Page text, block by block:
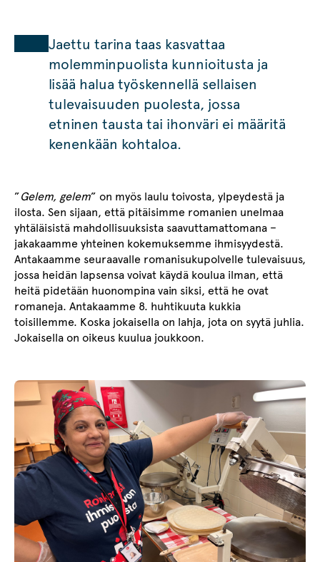
Jaettu tarina taas kasvattaa
molemminpuolista kunnioitusta ja
lisää halua työskennellä sellaisen
tulevaisuuden puolesta, jossa
etninen tausta tai ihonväri ei määritä
kenenkään kohtaloa.
”Gelem, gelem” on myös laulu toivosta, ylpeydestä ja
ilosta. Sen sijaan, että pitäisimme romanien unelmaa
yhtäläisistä mahdollisuuksista saavuttamattomana –
jakakaamme yhteinen kokemuksemme ihmisyydestä.
Antakaamme seuraavalle romanisukupolvelle tulevaisuus,
jossa heidän lapsensa voivat käydä koulua ilman, että
heitä pidetään huonompina vain siksi, että he ovat
romaneja. Antakaamme 8. huhtikuuta kukkia
toisillemme. Koska jokaisella on lahja, jota on syytä juhlia.
Jokaisella on oikeus kuulua joukkoon.